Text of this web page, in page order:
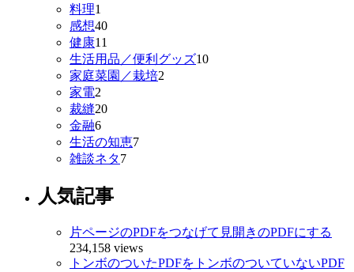
料理1
感想40
健康11
生活用品／便利グッズ10
家庭菜園／栽培2
家電2
裁縫20
金融6
生活の知恵7
雑談ネタ7
人気記事
片ページのPDFをつなげて見開きのPDFにする
234,158 views
トンボのついたPDFをトンボのついていないPDF